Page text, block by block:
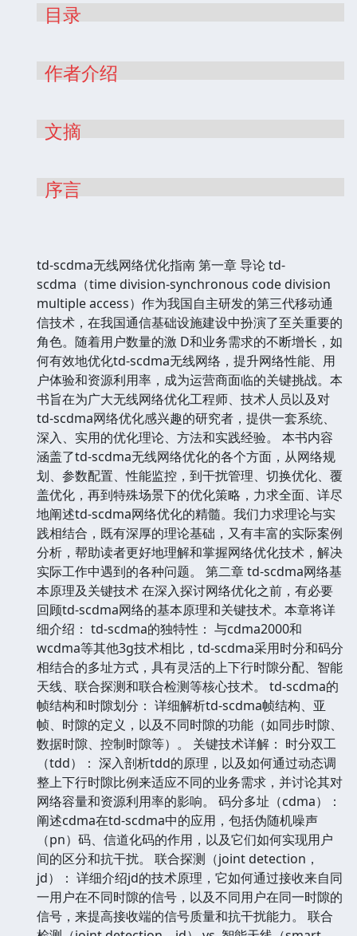
目录
作者介绍
文摘
序言
td-scdma无线网络优化指南 第一章 导论 td-
scdma（time division-synchronous code division
multiple access）作为我国自主研发的第三代移动通
信技术，在我国通信基础设施建设中扮演了至关重要的
角色。随着用户数量的激 D和业务需求的不断增长，如
何有效地优化td-scdma无线网络，提升网络性能、用
户体验和资源利用率，成为运营商面临的关键挑战。本
书旨在为广大无线网络优化工程师、技术人员以及对
td-scdma网络优化感兴趣的研究者，提供一套系统、
深入、实用的优化理论、方法和实践经验。 本书内容
涵盖了td-scdma无线网络优化的各个方面，从网络规
划、参数配置、性能监控，到干扰管理、切换优化、覆
盖优化，再到特殊场景下的优化策略，力求全面、详尽
地阐述td-scdma网络优化的精髓。我们力求理论与实
践相结合，既有深厚的理论基础，又有丰富的实际案例
分析，帮助读者更好地理解和掌握网络优化技术，解决
实际工作中遇到的各种问题。 第二章 td-scdma网络基
本原理及关键技术 在深入探讨网络优化之前，有必要
回顾td-scdma网络的基本原理和关键技术。本章将详
细介绍： td-scdma的独特性： 与cdma2000和
wcdma等其他3g技术相比，td-scdma采用时分和码分
相结合的多址方式，具有灵活的上下行时隙分配、智能
天线、联合探测和联合检测等核心技术。 td-scdma的
帧结构和时隙划分： 详细解析td-scdma帧结构、亚
帧、时隙的定义，以及不同时隙的功能（如同步时隙、
数据时隙、控制时隙等）。 关键技术详解： 时分双工
（tdd）： 深入剖析tdd的原理，以及如何通过动态调
整上下行时隙比例来适应不同的业务需求，并讨论其对
网络容量和资源利用率的影响。 码分多址（cdma）：
阐述cdma在td-scdma中的应用，包括伪随机噪声
（pn）码、信道化码的作用，以及它们如何实现用户
间的区分和抗干扰。 联合探测（joint detection，
jd）： 详细介绍jd的技术原理，它如何通过接收来自同
一用户在不同时隙的信号，以及不同用户在同一时隙的
信号，来提高接收端的信号质量和抗干扰能力。 联合